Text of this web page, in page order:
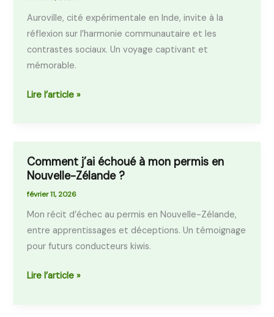
Auroville, cité expérimentale en Inde, invite à la
réflexion sur l’harmonie communautaire et les
contrastes sociaux. Un voyage captivant et
mémorable.
la
cité
expérimentale
indienne
Lire l’article »
Comment j’ai échoué à mon permis en
Nouvelle-Zélande ?
février 11, 2026
Mon récit d’échec au permis en Nouvelle-Zélande,
entre apprentissages et déceptions. Un témoignage
pour futurs conducteurs kiwis.
Comment
j’ai
échoué
à
mon
permis
Nouvelle-
Lire l’article »